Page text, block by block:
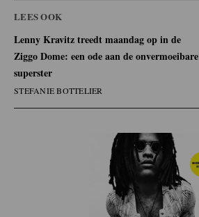
LEES OOK
Lenny Kravitz treedt maandag op in de
Ziggo Dome: een ode aan de onvermoeibare
superster
STEFANIE BOTTELIER